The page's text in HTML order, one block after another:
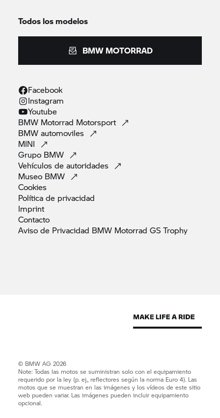
Todos los modelos
BMW MOTORRAD
Facebook
Instagram
Youtube
BMW Motorrad Motorsport
BMWautomoviles
MINI
Grupo BMW
Vehículos deautoridades
Museo BMW
Cookies
Política de privacidad
Imprint
Contacto
Aviso de Privacidad BMW Motorrad GSTrophy
© BMW AG 2026
Note: Todas las motos se suministran solo con el equipamiento
requerido por la ley (p. ej., reflectores según la norma Euro 4). Las
motos que se muestran en las imágenes y los vídeos de este sitio
web pueden variar. Las imágenes pueden incluir equipamiento
opcional.